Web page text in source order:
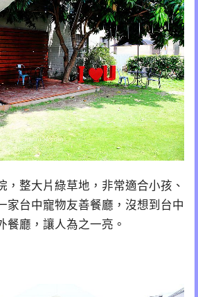
，整大片綠草地，非常適合小孩、
家台中寵物友善餐廳，沒想到台中
餐廳，讓人為之一亮。